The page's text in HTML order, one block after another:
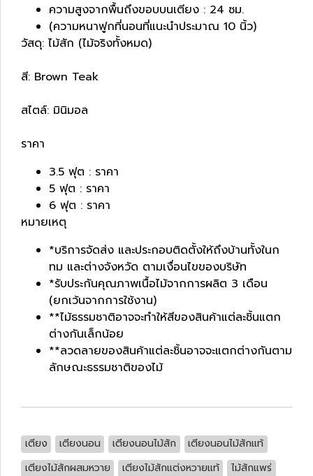
ความสูงจากพื้นถึงขอบบนเตียง : 24 ซม.
(ความหนาฟูกที่นอนที่แนะนำประมาณ 10 นิ้ว)
วัสดุ: ไม้สัก (ไม้จริงทั้งหมด)
สี: Brown Teak
สไตล์: มินิมอล
ราคา
3.5 ฟุต : ราคา
5 ฟุต : ราคา
6 ฟุต : ราคา
หมายเหตุ
*บริการจัดส่ง และประกอบติดตั้งให้ถึงบ้านทั้งในก
ทม และต่างจังหวัด ตามเงื่อนไขของบริษัท
*รับประกันคุณภาพเนื้อไม้จากการผลิต 3 เดือน
(ยกเว้นจากการใช้งาน)
**ไม้ธรรมชาติอาจจะทำให้สีของสินค้าแต่ละชิ้นแตก
ต่างกันเล็กน้อย
**ลวดลายของสินค้าแต่ละชิ้นอาจจะแตกต่างกันตาม
ลักษณะธรรมชาติของไม้
เตียง เตียงนอน เตียงนอนไม้สัก
เตียงนอนไม้สักแท้
เตียงไม้สักผสมหวาย
เตียงไม้สักแต่งหวายแท้
ไม้สักแพร่